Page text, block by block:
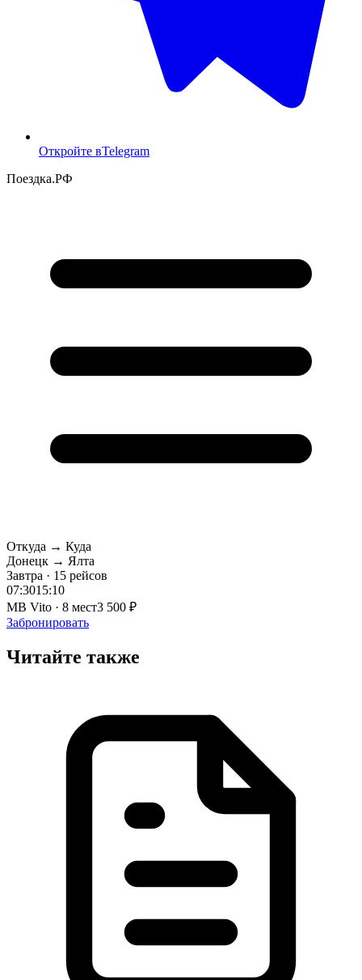
Откройте вTelegram
Поездка.РФ
Откуда → Куда
Донецк → Ялта
Завтра · 15 рейсов
07:3015:10
MB Vito · 8 мест3 500 ₽
Забронировать
Читайте также